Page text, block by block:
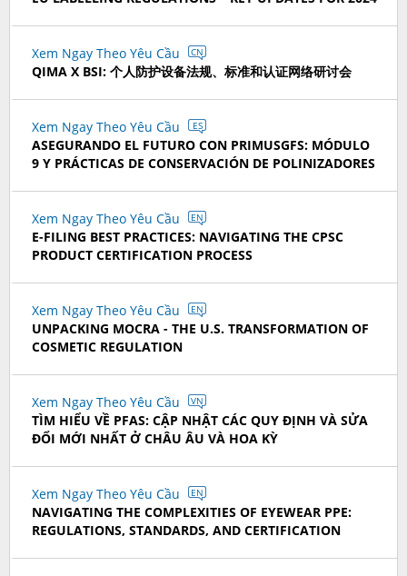
Xem Ngay Theo Yêu Cầu CN
QIMA X BSI: 个人防护设备法规、标准和认证网络研讨会
Xem Ngay Theo Yêu Cầu ES
ASEGURANDO EL FUTURO CON PRIMUSGFS: MÓDULO
9 Y PRÁCTICAS DE CONSERVACIÓN DE POLINIZADORES
Xem Ngay Theo Yêu Cầu EN
E-FILING BEST PRACTICES: NAVIGATING THE CPSC
PRODUCT CERTIFICATION PROCESS
Xem Ngay Theo Yêu Cầu EN
UNPACKING MOCRA - THE U.S. TRANSFORMATION OF
COSMETIC REGULATION
Xem Ngay Theo Yêu Cầu VN
TÌM HIỂU VỀ PFAS: CẬP NHẬT CÁC QUY ĐỊNH VÀ SỬA
ĐỔI MỚI NHẤT Ở CHÂU ÂU VÀ HOA KỲ
Xem Ngay Theo Yêu Cầu EN
NAVIGATING THE COMPLEXITIES OF EYEWEAR PPE:
REGULATIONS, STANDARDS, AND CERTIFICATION